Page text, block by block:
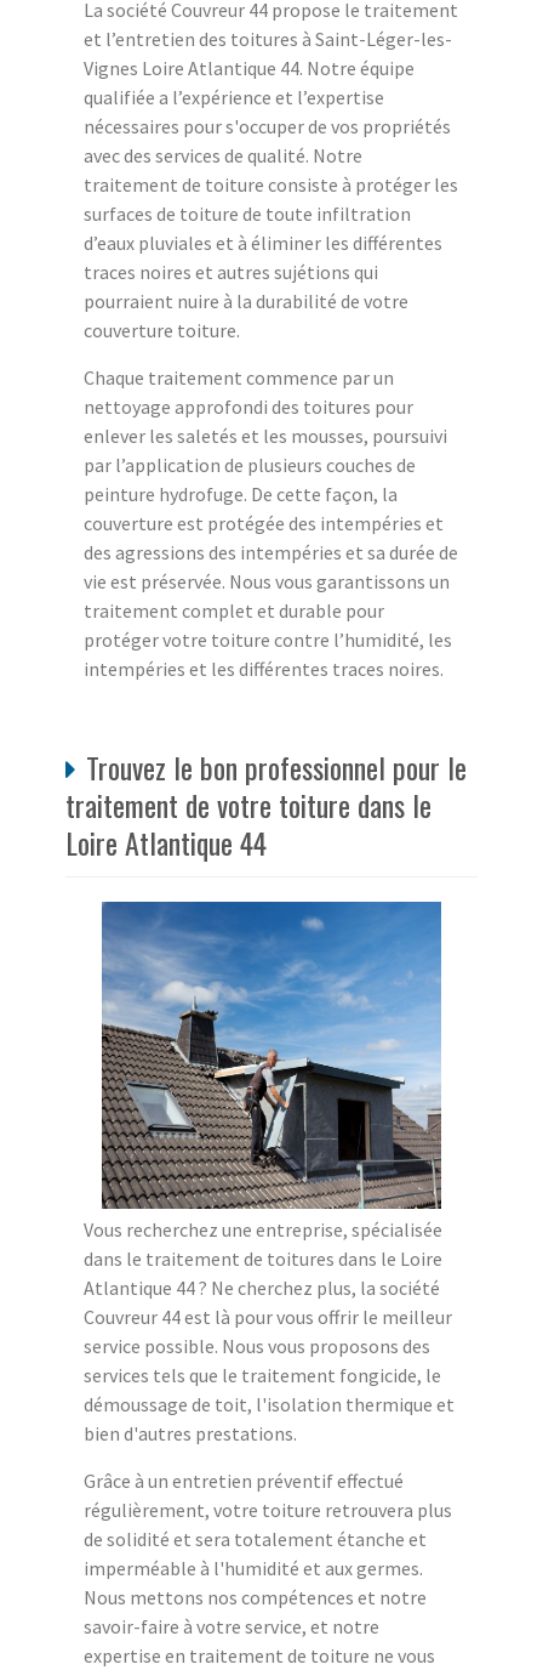
La société Couvreur 44 propose le traitement
et l’entretien des toitures à Saint-Léger-les-
Vignes Loire Atlantique 44. Notre équipe
qualifiée a l’expérience et l’expertise
nécessaires pour s'occuper de vos propriétés
avec des services de qualité. Notre
traitement de toiture consiste à protéger les
surfaces de toiture de toute infiltration
d’eaux pluviales et à éliminer les différentes
traces noires et autres sujétions qui
pourraient nuire à la durabilité de votre
couverture toiture.
Chaque traitement commence par un
nettoyage approfondi des toitures pour
enlever les saletés et les mousses, poursuivi
par l’application de plusieurs couches de
peinture hydrofuge. De cette façon, la
couverture est protégée des intempéries et
des agressions des intempéries et sa durée de
vie est préservée. Nous vous garantissons un
traitement complet et durable pour
protéger votre toiture contre l’humidité, les
intempéries et les différentes traces noires.
Trouvez le bon professionnel pour le
traitement de votre toiture dans le
Loire Atlantique 44
Vous recherchez une entreprise, spécialisée
dans le traitement de toitures dans le Loire
Atlantique 44 ? Ne cherchez plus, la société
Couvreur 44 est là pour vous offrir le meilleur
service possible. Nous vous proposons des
services tels que le traitement fongicide, le
démoussage de toit, l'isolation thermique et
bien d'autres prestations.
Grâce à un entretien préventif effectué
régulièrement, votre toiture retrouvera plus
de solidité et sera totalement étanche et
imperméable à l'humidité et aux germes.
Nous mettons nos compétences et notre
savoir-faire à votre service, et notre
expertise en traitement de toiture ne vous